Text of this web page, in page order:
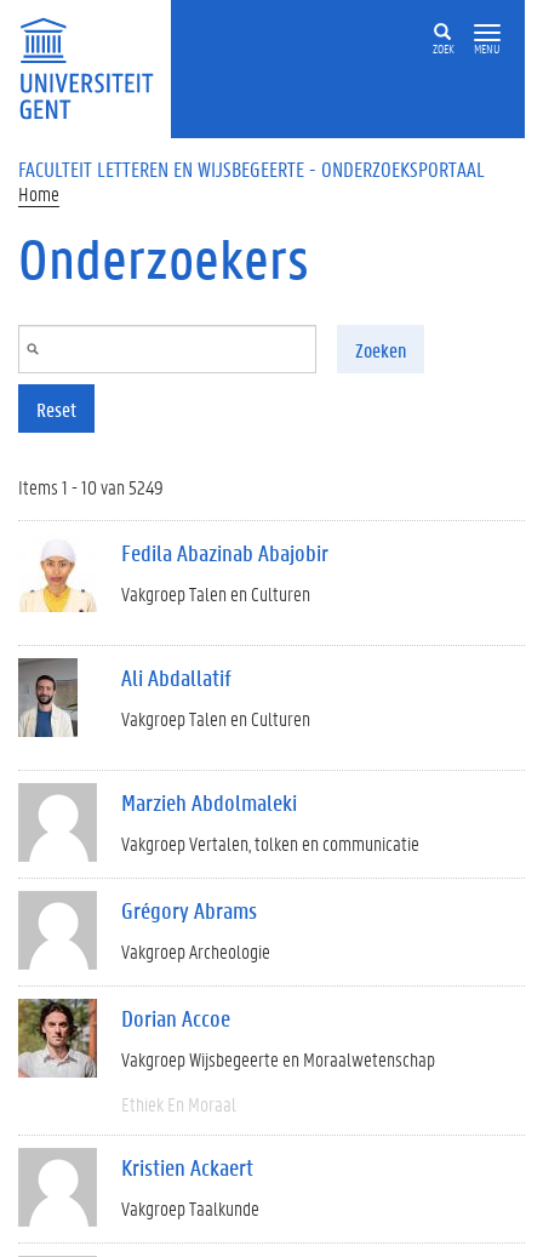
Overslaan en naar de inhoud gaan
ZOEK MENU
FACULTEIT LETTEREN EN WIJSBEGEERTE - ONDERZOEKSPORTAAL
Home
Onderzoekers
Zoeken
Reset
Items 1 - 10 van 5249
Fedila Abazinab Abajobir
Vakgroep Talen en Culturen
Ali Abdallatif
Vakgroep Talen en Culturen
Marzieh Abdolmaleki
Vakgroep Vertalen, tolken en communicatie
Grégory Abrams
Vakgroep Archeologie
Dorian Accoe
Vakgroep Wijsbegeerte en Moraalwetenschap
Ethiek En Moraal
Kristien Ackaert
Vakgroep Taalkunde